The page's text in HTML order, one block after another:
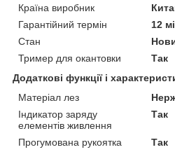
Країна виробник
Гарантійний термін
12
Стан
Тример для окантовки
Так
Додаткові функції і
Матеріал лез
Індикатор заряду
елементів живлення
Так
Прогумована рукоятка
Так